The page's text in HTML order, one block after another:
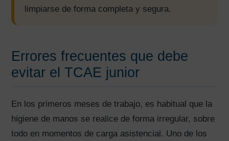
limpiarse de forma completa y segura.
Errores frecuentes que debe
evitar el TCAE junior
En los primeros meses de trabajo, es habitual que la
higiene de manos se realice de forma irregular, sobre
todo en momentos de carga asistencial. Uno de los